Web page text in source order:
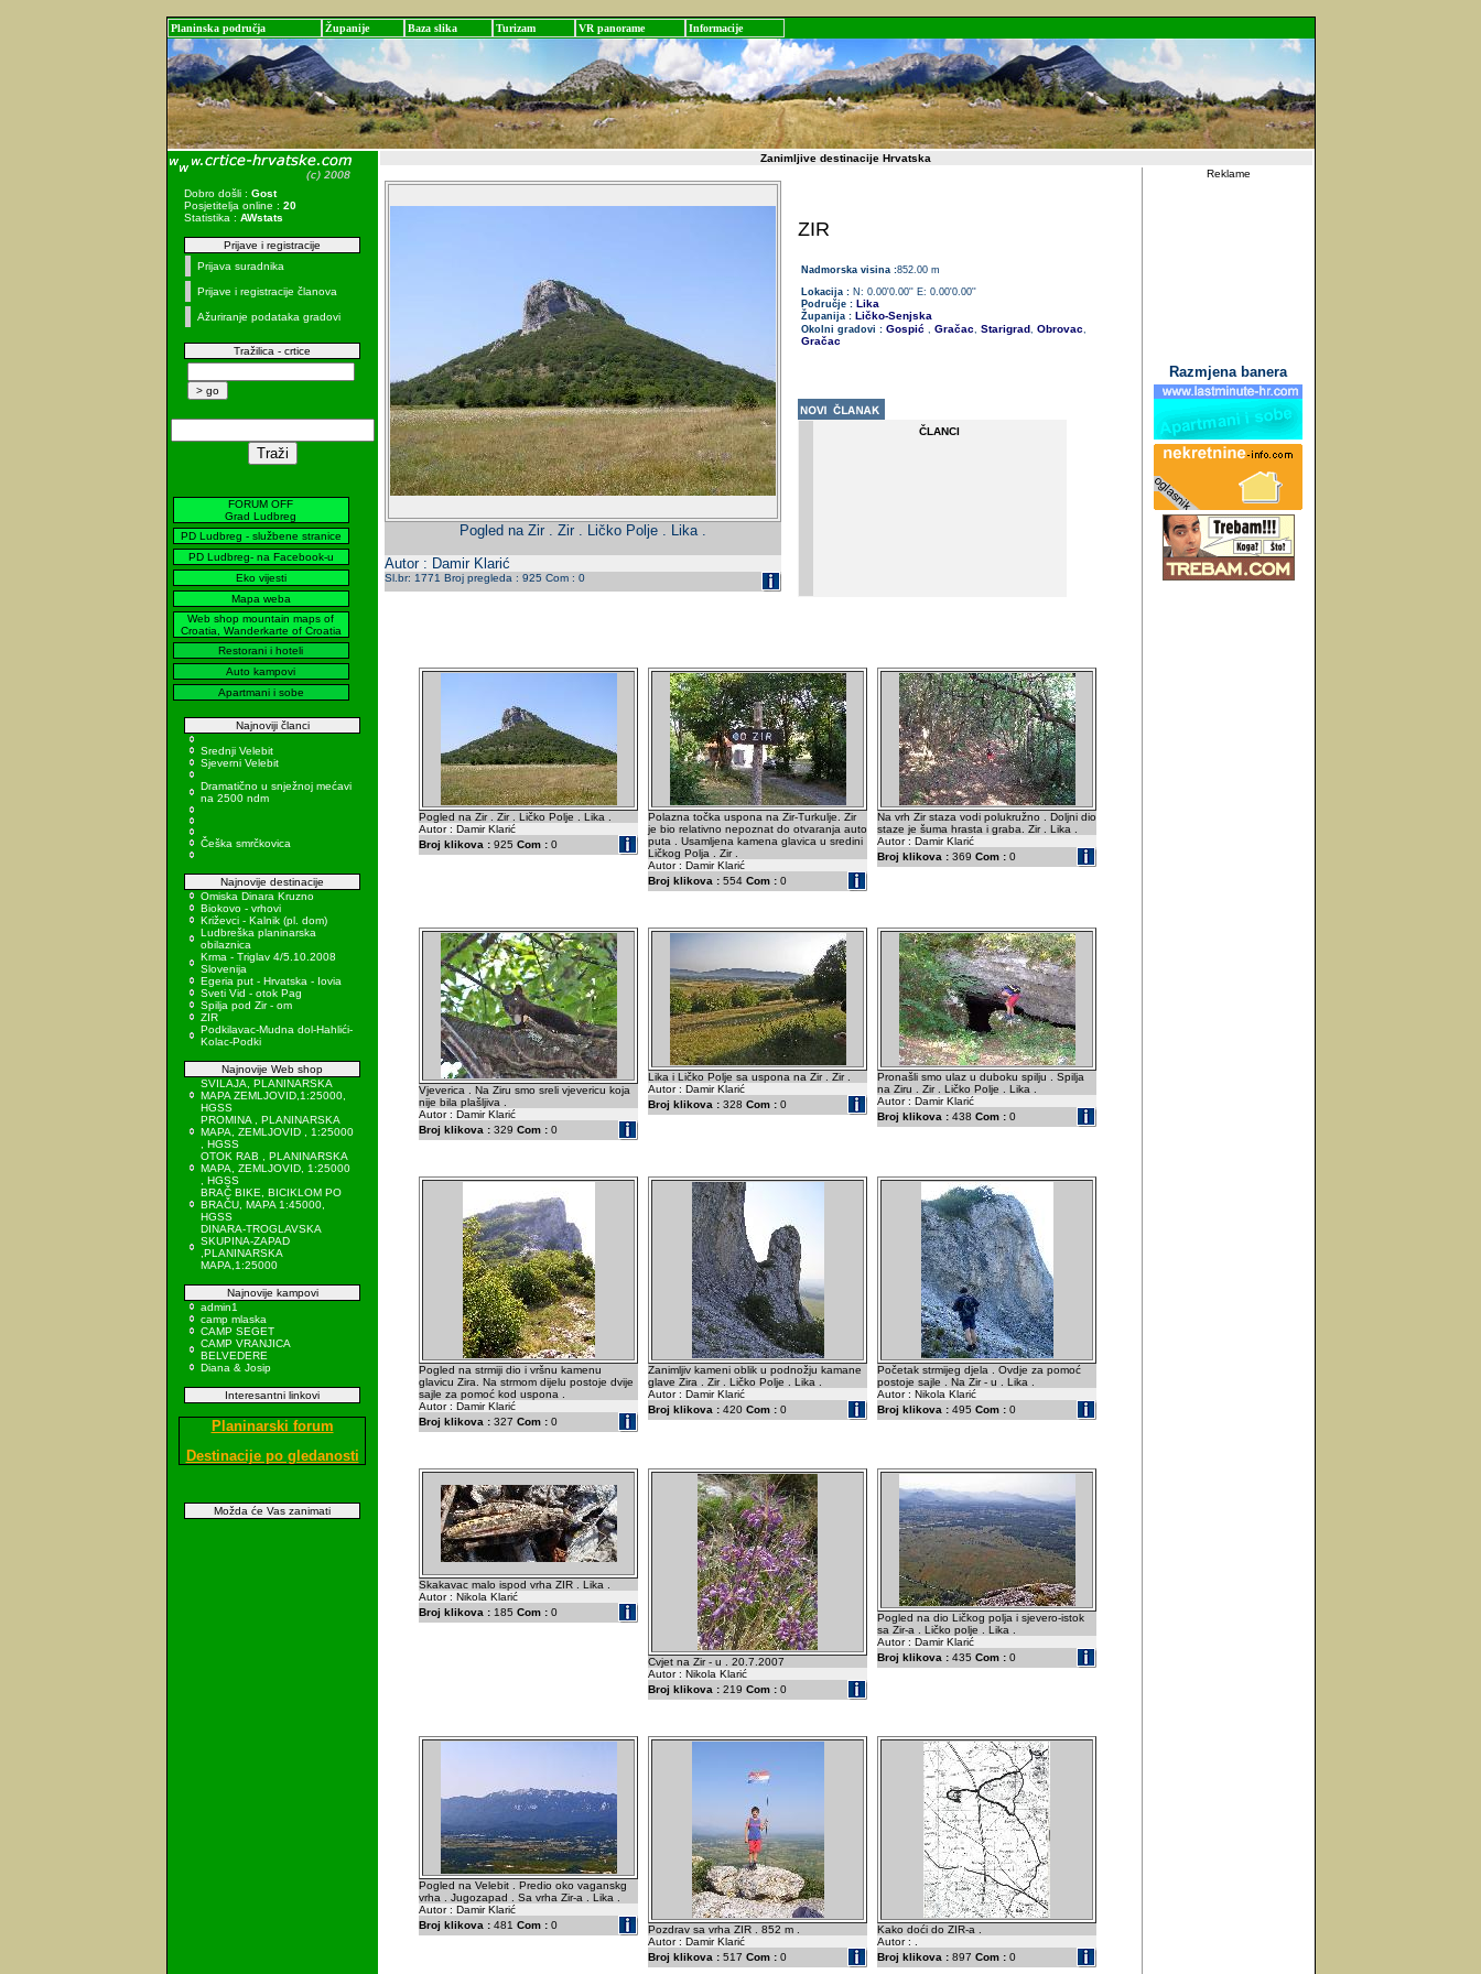
Planinska područja Županije Baza slika Turizam VR panorame Informacije
Dobro došli : Gost
Posjetitelja online : 20
Statistika : AWstats
Prijave i registracije
Prijava suradnika
Prijave i registracije članova
Ažuriranje podataka gradovi
Tražilica - crtice
FORUM OFF
Grad Ludbreg
PD Ludbreg - službene stranice
PD Ludbreg- na Facebook-u
Eko vijesti
Mapa weba
Web shop mountain maps of
Croatia, Wanderkarte of Croatia
Restorani i hoteli
Auto kampovi
Apartmani i sobe
Najnoviji članci
Srednji Velebit
Sjeverni Velebit
Dramatično u snježnoj mećavi
na 2500 ndm
Češka smrčkovica
Najnovije destinacije
Omiska Dinara Kruzno
Biokovo - vrhovi
Križevci - Kalnik (pl. dom)
Ludbreška planinarska
obilaznica
Krma - Triglav 4/5.10.2008
Slovenija
Egeria put - Hrvatska - Iovia
Sveti Vid - otok Pag
Spilja pod Zir - om
ZIR
Podkilavac-Mudna dol-Hahlići-
Kolac-Podki
Najnovije Web shop
SVILAJA, PLANINARSKA
MAPA ZEMLJOVID,1:25000,
HGSS
PROMINA , PLANINARSKA
MAPA, ZEMLJOVID , 1:25000
, HGSS
OTOK RAB , PLANINARSKA
MAPA, ZEMLJOVID, 1:25000
, HGSS
BRAČ BIKE, BICIKLOM PO
BRAČU, MAPA 1:45000,
HGSS
DINARA-TROGLAVSKA
SKUPINA-ZAPAD
,PLANINARSKA
MAPA,1:25000
Najnovije kampovi
admin1
camp mlaska
CAMP SEGET
CAMP VRANJICA
BELVEDERE
Diana & Josip
Interesantni linkovi
Planinarski forum
Destinacije po gledanosti
Možda će Vas zanimati
Zanimljive destinacije Hrvatska
Pogled na Zir . Zir . Ličko Polje . Lika .
Autor : Damir Klarić
Sl.br: 1771 Broj pregleda : 925 Com : 0
ZIR
Nadmorska visina :852.00 m
Lokacija :N: 0.00'0.00'' E: 0.00'0.00''
Područje :Lika
Županija : Ličko-Senjska
Okolni gradovi : Gospić , Gračac, Starigrad, Obrovac,
Gračac
ČLANCI
Pogled na Zir . Zir . Ličko Polje . Lika .
Autor : Damir Klarić
Broj klikova : 925 Com : 0
Polazna točka uspona na Zir-Turkulje. Zir
je bio relativno nepoznat do otvaranja auto
puta . Usamljena kamena glavica u sredini
Ličkog Polja . Zir .
Autor : Damir Klarić
Broj klikova : 554 Com : 0
Na vrh Zir staza vodi polukružno . Doljni dio
staze je šuma hrasta i graba. Zir . Lika .
Autor : Damir Klarić
Broj klikova : 369 Com : 0
Vjeverica . Na Ziru smo sreli vjevericu koja
nije bila plašljiva .
Autor : Damir Klarić
Broj klikova : 329 Com : 0
Lika i Ličko Polje sa uspona na Zir . Zir .
Autor : Damir Klarić
Broj klikova : 328 Com : 0
Pronašli smo ulaz u duboku spilju . Spilja
na Ziru . Zir . Ličko Polje . Lika .
Autor : Damir Klarić
Broj klikova : 438 Com : 0
Pogled na strmiji dio i vršnu kamenu
glavicu Zira. Na strmom dijelu postoje dvije
sajle za pomoć kod uspona .
Autor : Damir Klarić
Broj klikova : 327 Com : 0
Zanimljiv kameni oblik u podnožju kamane
glave Zira . Zir . Ličko Polje . Lika .
Autor : Damir Klarić
Broj klikova : 420 Com : 0
Početak strmijeg djela . Ovdje za pomoć
postoje sajle . Na Zir - u . Lika .
Autor : Nikola Klarić
Broj klikova : 495 Com : 0
Skakavac malo ispod vrha ZIR . Lika .
Autor : Nikola Klarić
Broj klikova : 185 Com : 0
Cvjet na Zir - u . 20.7.2007
Autor : Nikola Klarić
Broj klikova : 219 Com : 0
Pogled na dio Ličkog polja i sjevero-istok
sa Zir-a . Ličko polje . Lika .
Autor : Damir Klarić
Broj klikova : 435 Com : 0
Pogled na Velebit . Predio oko vaganskg
vrha . Jugozapad . Sa vrha Zir-a . Lika .
Autor : Damir Klarić
Broj klikova : 481 Com : 0
Pozdrav sa vrha ZIR . 852 m .
Autor : Damir Klarić
Broj klikova : 517 Com : 0
Kako doći do ZIR-a .
Autor : .
Broj klikova : 897 Com : 0
Reklame
Razmjena banera